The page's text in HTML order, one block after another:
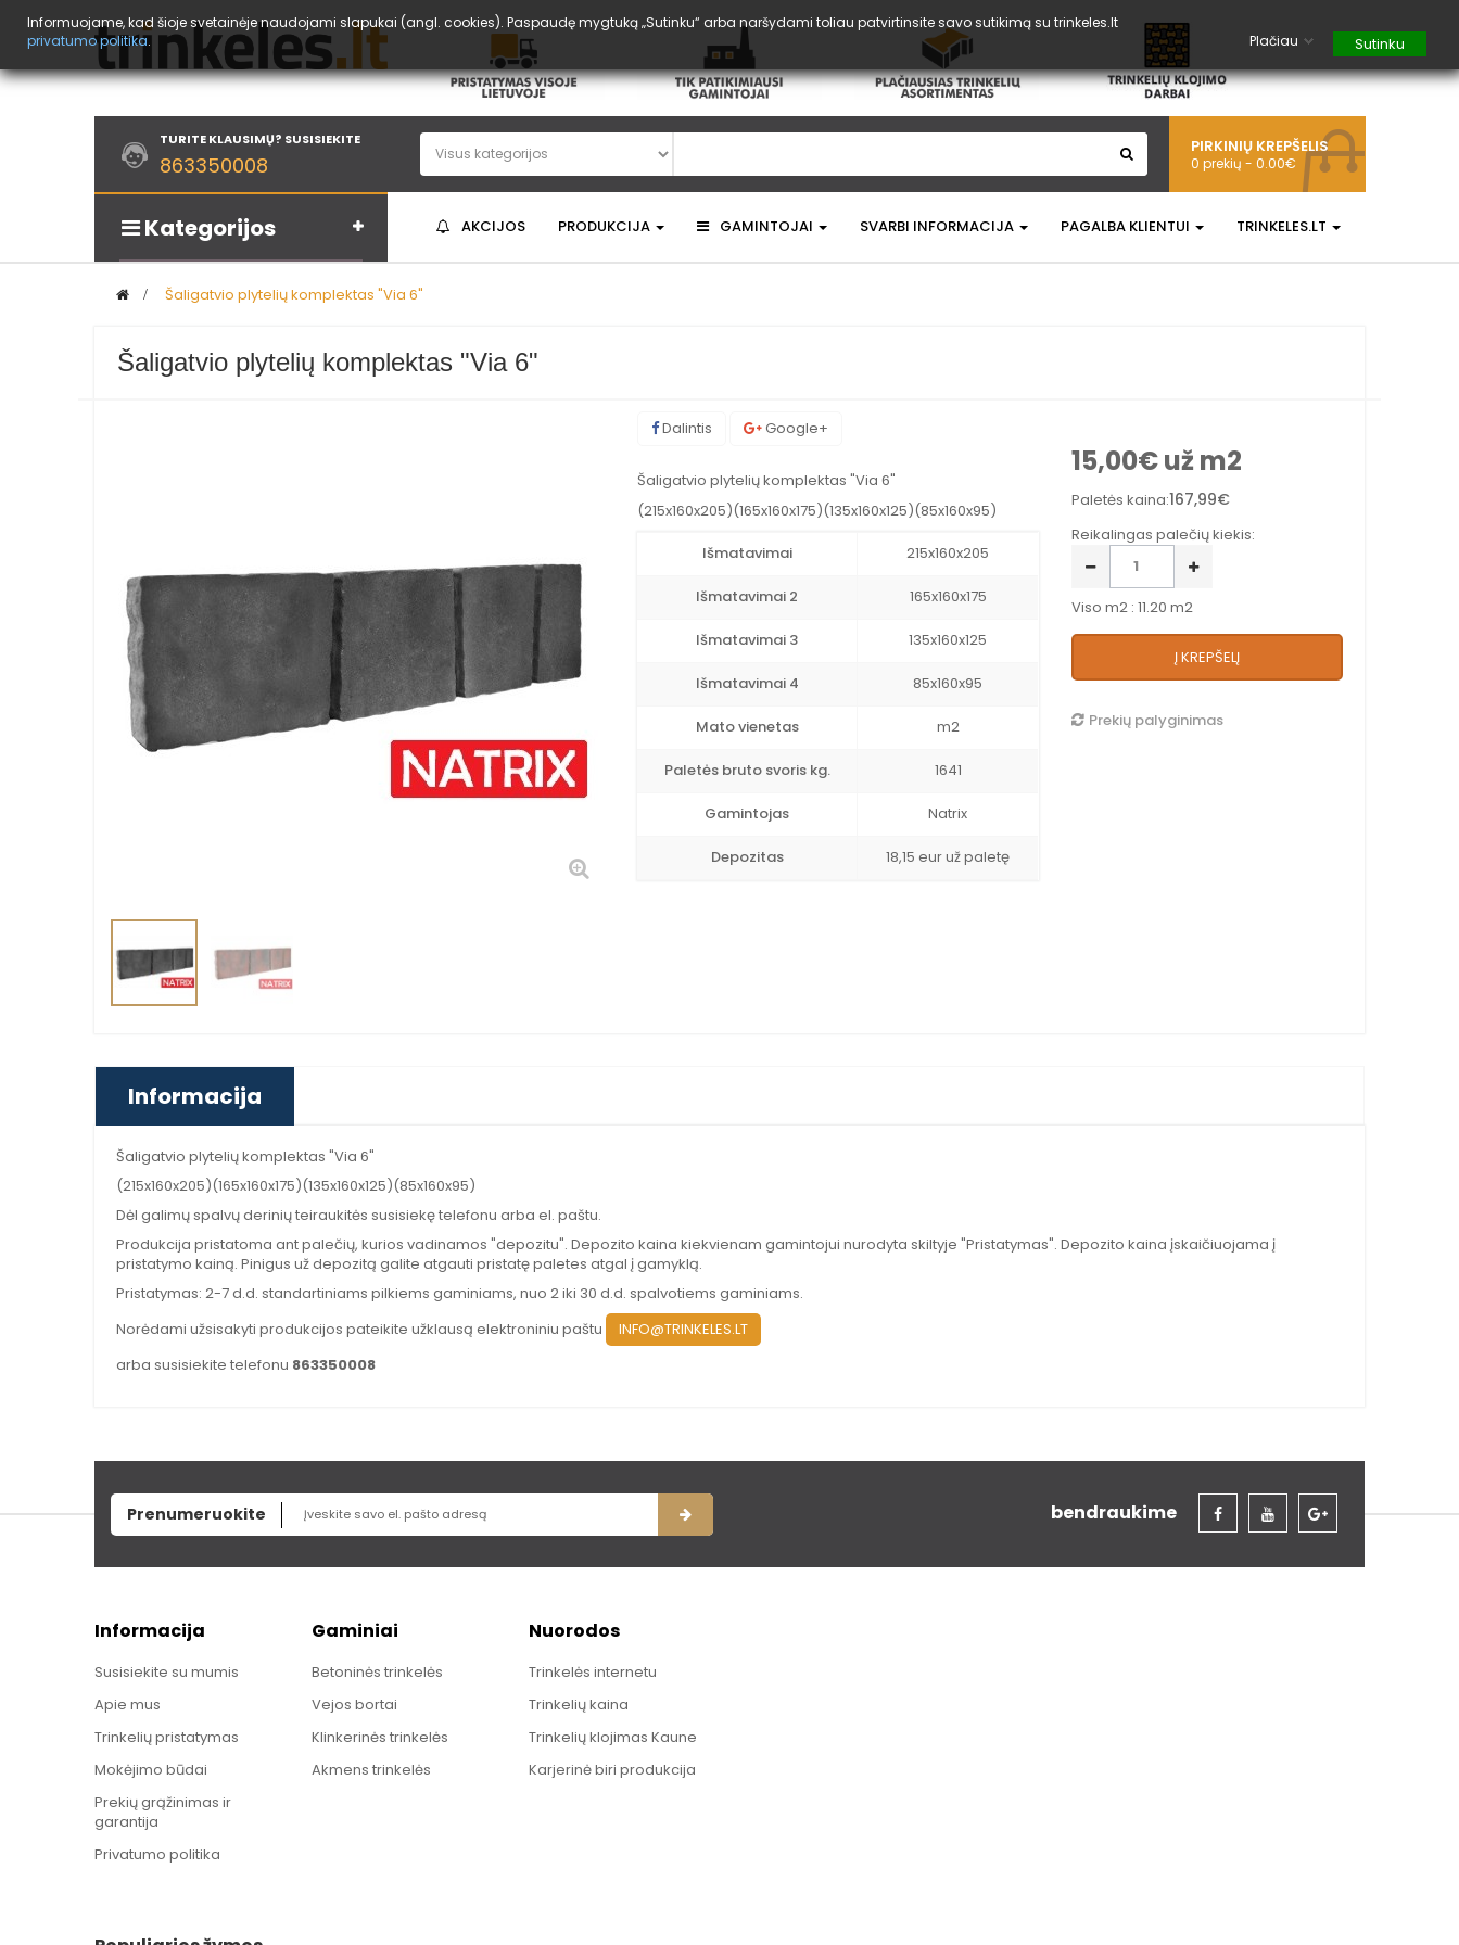
TURITE KLAUSIMŲ? SUSISIEKITE
863350008
PIRKINIŲ KREPŠELIS
0 prekių - 0.00€
Kategorijos AKCIJOS PRODUKCIJA GAMINTOJAI SVARBI INFORMACIJA PAGALBA KLIENTUI TRINKELES.LT
> Šaligatvio plytelių komplektas "Via 6"
Šaligatvio plytelių komplektas "Via 6"
Dalintis Google+
Šaligatvio plytelių komplektas "Via 6"
(215x160x205)(165x160x175)(135x160x125)(85x160x95)
Išmatavimai 215x160x205
Išmatavimai 2 165x160x175
Išmatavimai 3 135x160x125
Išmatavimai 4 85x160x95
Mato vienetas m2
Paletės bruto svoris kg. 1641
Gamintojas Natrix
Depozitas 18,15 eur už paletę
15,00€už m2
Paletės kaina:167,99€
Reikalingas palečių kiekis:
Viso m2 : 11.20 m2
Į KREPŠELĮ
Prekių palyginimas
Informacija
Šaligatvio plytelių komplektas "Via 6"
(215x160x205)(165x160x175)(135x160x125)(85x160x95)
Dėl galimų spalvų derinių teiraukitės susisiekę telefonu arba el. paštu.
Produkcija pristatoma ant palečių, kurios vadinamos "depozitu". Depozito kaina kiekvienam gamintojui nurodyta skiltyje "Pristatymas". Depozito kaina įskaičiuojama į
pristatymo kainą. Pinigus už depozitą galite atgauti pristatę paletes atgal į gamyklą.
Pristatymas: 2-7 d.d. standartiniams pilkiems gaminiams, nuo 2 iki 30 d.d. spalvotiems gaminiams.
Norėdami užsisakyti produkcijos pateikite užklausą elektroniniu paštu
INFO@TRINKELES.LT
arba susisiekite telefonu 863350008
Prenumeruokite bendraukime
Informacija
Susisiekite su mumis
Apie mus
Trinkelių pristatymas
Mokėjimo būdai
Prekių grąžinimas ir
garantija
Privatumo politika
Gaminiai
Betoninės trinkelės
Vejos bortai
Klinkerinės trinkelės
Akmens trinkelės
Nuorodos
Trinkelės internetu
Trinkelių kaina
Trinkelių klojimas Kaune
Karjerinė biri produkcija
Informuojame, kad šioje svetainėje naudojami slapukai (angl. cookies). Paspaudę mygtuką „Sutinku“ arba naršydami toliau patvirtinsite savo sutikimą su trinkeles.lt
privatumo politika. Plačiau Sutinku